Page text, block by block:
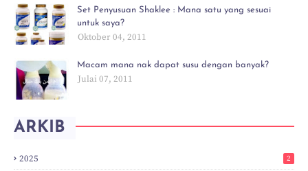
Set Penyusuan Shaklee : Mana satu yang sesuai
untuk saya?
Oktober 04, 2011
Macam mana nak dapat susu dengan banyak?
Julai 07, 2011
ARKIB
2025 2